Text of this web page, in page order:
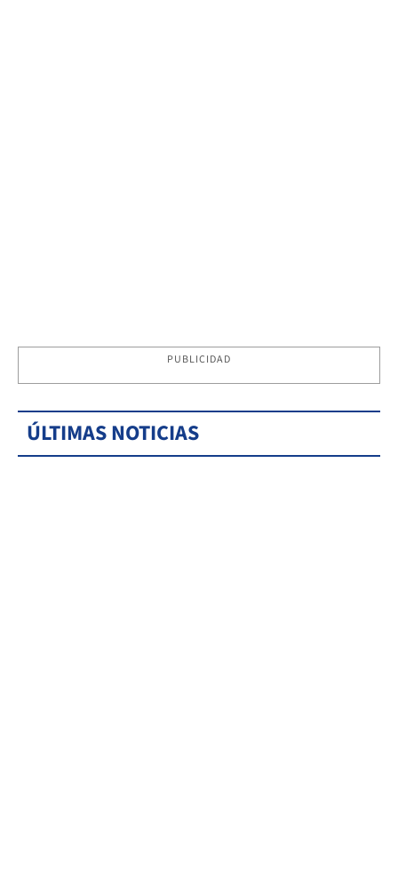
PUBLICIDAD
ÚLTIMAS NOTICIAS